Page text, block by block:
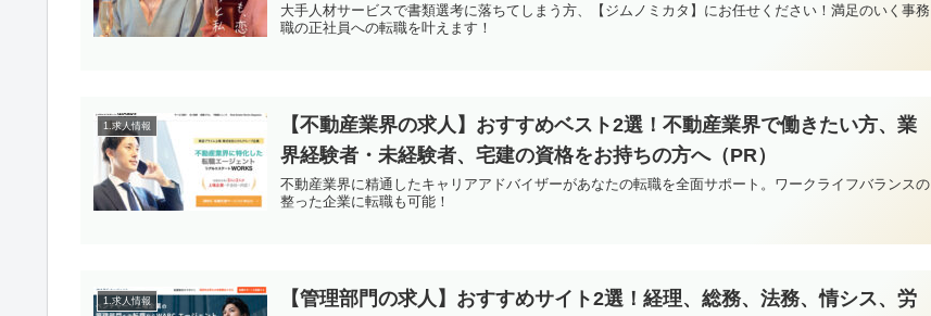
大手人材サービスで書類選考に落ちてしまう方、【ジムノミカタ】にお任せください！満足のいく事務
職の正社員への転職を叶えます！
1.求人情報
【不動産業界の求人】おすすめベスト2選！不動産業界で働きたい方、業
界経験者・未経験者、宅建の資格をお持ちの方へ（PR）
不動産業界に精通したキャリアアドバイザーがあなたの転職を全面サポート。ワークライフバランスの
整った企業に転職も可能！
1.求人情報
【管理部門の求人】おすすめサイト2選！経理、総務、法務、情シス、労